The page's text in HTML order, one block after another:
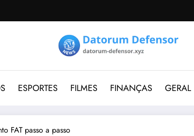
ESPORTES FILMES FINANÇAS GERAL
FAT passo a passo